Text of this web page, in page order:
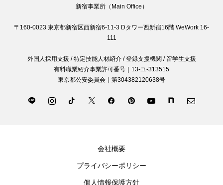
新宿事業所（Main Office）
〒160-0023 東京都新宿区西新宿6-11-3 Dタワー西新宿16階 WeWork 16-
111
外国人採用支援 / 特定技能人材紹介 / 登録支援機関 / 留学生支援
有料職業紹介事業許可番号｜13-ユ-313515
東京都公安委員会｜第304382120638号
会社概要
プライバシーポリシー
個人情報保護方針